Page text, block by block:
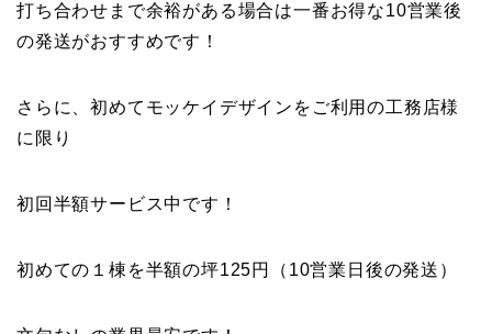
打ち合わせまで余裕がある場合は一番お得な10営業後
の発送がおすすめです！
さらに、初めてモッケイデザインをご利用の工務店様
に限り
初回半額サービス中です！
初めての１棟を半額の坪125円（10営業日後の発送）